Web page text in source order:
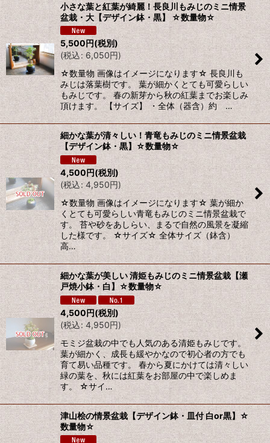
小さな葉と紅葉が綺麗！長良川もみじのミニ情景
盆栽・大【デザイン鉢・黒】 ☆数量物☆
5,500円(税別)
(税込: 6,050円)
☆数量物 画像はイメージになります☆ 長良川も
みじは落葉樹です。 葉が細かくとても可愛らしい
もみじです。 春の新芽から秋の紅葉までお楽しみ
頂けます。 【サイズ】 ・全体（器含）約 …
細かな葉が清々しい！青竜もみじのミニ情景盆栽
【デザイン鉢・黒】☆数量物☆
4,500円(税別)
(税込: 4,950円)
☆数量物 画像はイメージになります☆ 葉が細か
くとても可愛らしい青竜もみじのミニ情景盆栽で
す。 苔や砂をあしらい、まるで自然の風景を凝縮
した様です。 ☆サイズ☆ 全体サイズ（鉢含）
高…
細かな葉が美しい 清姫もみじのミニ情景盆栽【瀬
戸焼小鉢・白】☆数量物☆
4,500円(税別)
(税込: 4,950円)
モミジ盆栽の中でも人気のある清姫もみじです。
葉が細かく、成長も緩やかなので初心者の方でも
育て易い品種です。 春から夏にかけては清々しい
緑の葉を、秋には紅葉をお部屋の中で楽しめま
す。 ☆サイ…
津山桧の情景盆栽【デザイン鉢・皿付 白or黒】☆
数量物☆